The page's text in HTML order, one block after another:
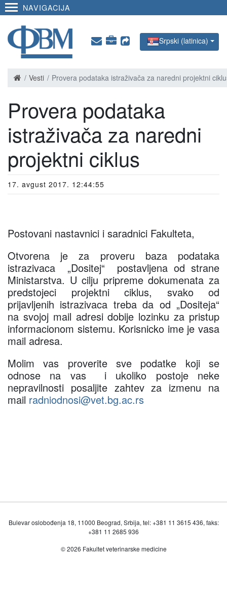
NAVIGACIJA
Srpski (latinica)
Vesti Provera podataka istraživača za naredni projektni
Provera podataka
istraživača za naredni
projektni ciklus
17. avgust 2017. 12:44:55
Postovani nastavnici i saradnici Fakulteta,
Otvorena je za proveru baza podataka
istrazivaca „Dositej“ postavljena od strane
Ministarstva. U cilju pripreme dokumenata za
predstojeci projektni ciklus, svako od
prijavljenih istrazivaca treba da od „Dositeja“
na svojoj mail adresi dobije lozinku za pristup
informacionom sistemu. Korisnicko ime je vasa
mail adresa.
Molim vas proverite sve podatke koji se
odnose na vas i ukoliko postoje neke
nepravilnosti posaljite zahtev za izmenu na
mail radniodnosi@vet.bg.ac.rs
Bulevar oslobođenja 18, 11000 Beograd, Srbija, tel: +381 11 3615 436, faks:
+381 11 2685 936
© 2026 Fakultet veterinarske medicine